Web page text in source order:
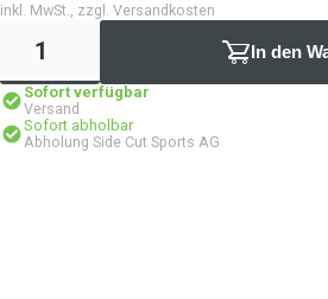
inkl. MwSt., zzgl. Versandkosten
In den
Sofort verfügbar
Versand
Sofort abholbar
Abholung Side Cut Sports AG